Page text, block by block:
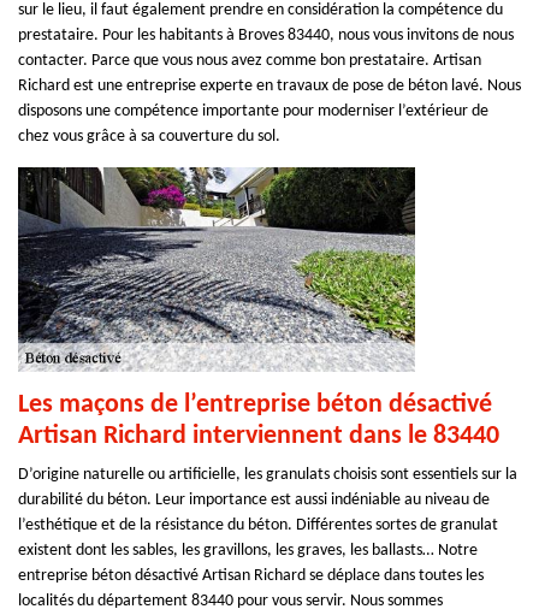
sur le lieu, il faut également prendre en considération la compétence du
prestataire. Pour les habitants à Broves 83440, nous vous invitons de nous
contacter. Parce que vous nous avez comme bon prestataire. Artisan
Richard est une entreprise experte en travaux de pose de béton lavé. Nous
disposons une compétence importante pour moderniser l’extérieur de
chez vous grâce à sa couverture du sol.
Les maçons de l’entreprise béton désactivé
Artisan Richard interviennent dans le 83440
D’origine naturelle ou artificielle, les granulats choisis sont essentiels sur la
durabilité du béton. Leur importance est aussi indéniable au niveau de
l’esthétique et de la résistance du béton. Différentes sortes de granulat
existent dont les sables, les gravillons, les graves, les ballasts… Notre
entreprise béton désactivé Artisan Richard se déplace dans toutes les
localités du département 83440 pour vous servir. Nous sommes